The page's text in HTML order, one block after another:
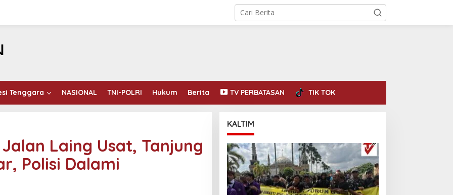
Tenggara NASIONAL TNI-POLRI Hukum Berita TV PERBATASAN TIK TOK
Laing Usat, Tanjung
Polisi Dalami
KALTIM